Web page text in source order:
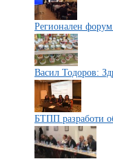
Регионален
Васил Тодоров:
БТПП разработи